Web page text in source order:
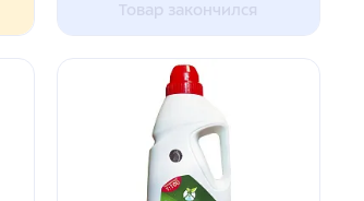
Товар закончился